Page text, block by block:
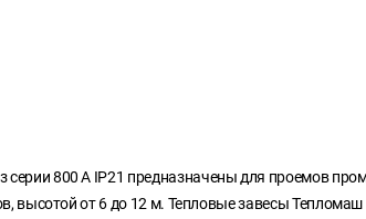
800 A IP21 предназначены для проемов
высотой от 6 до 12 м. Тепловые завесы